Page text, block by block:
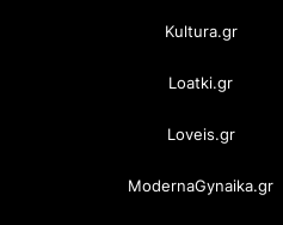
Kultura.gr
Loatki.gr
Loveis.gr
ModernaGynaika.gr